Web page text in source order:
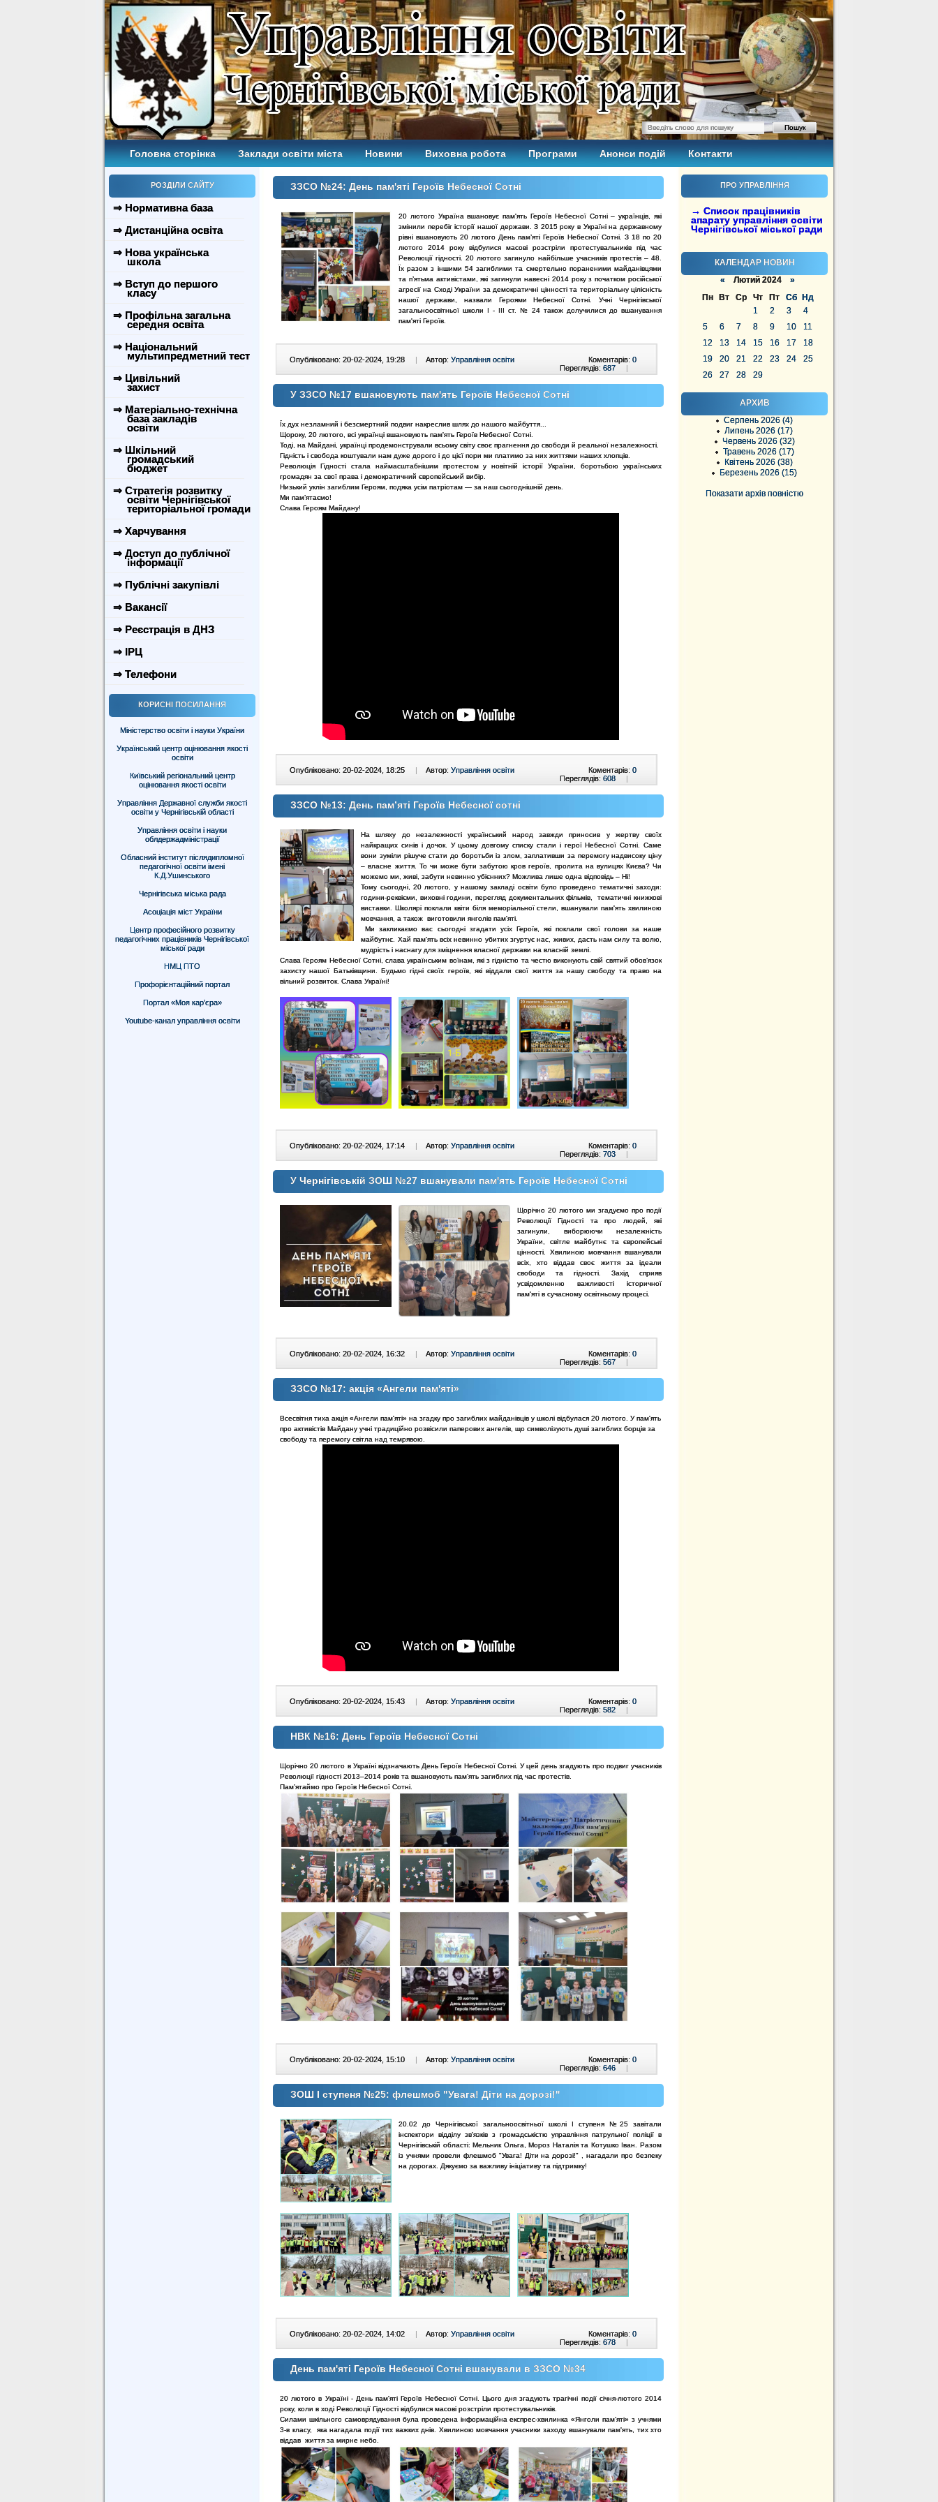
Головна сторінка Заклади освіти міста Новини Виховна робота Програми Анонси подій Контакти
РОЗДІЛИ САЙТУ
⇒ Нормативна база
⇒ Дистанційна освіта
⇒ Нова українська
школа
⇒ Вступ до першого
класу
⇒ Профільна загальна
середня освіта
⇒ Національний
мультипредметний тест
⇒ Цивільний
захист
⇒ Матеріально-технічна
база закладів
освіти
⇒ Шкільний
громадський
бюджет
⇒ Стратегія розвитку
освіти Чернігівської
територіальної громади
⇒ Харчування
⇒ Доступ до публічної
інформації
⇒ Публічні закупівлі
⇒ Вакансії
⇒ Реєстрація в ДНЗ
⇒ ІРЦ
⇒ Телефони
КОРИСНІ ПОСИЛАННЯ
Міністерство освіти і науки України
Український центр оцінювання якості
освіти
Київський регіональний центр
оцінювання якості освіти
Управління Державної служби якості
освіти у Чернігівській області
Управління освіти і науки
облдержадміністрації
Обласний інститут післядипломної
педагогічної освіти імені
К.Д.Ушинського
Чернігівська міська рада
Асоціація міст України
Центр професійного розвитку
педагогічних працівників Чернігівської
міської ради
НМЦ ПТО
Профорієнтаційний портал
Портал «Моя кар’єра»
Youtube-канал управління освіти
ПРО УПРАВЛІННЯ
→ Список працівників
апарату управління освіти
Чернігівської міської ради
КАЛЕНДАР НОВИН
« Лютий 2024 »
Пн
Вт Ср Чт Пт Сб
Нд
1
2 3
4
5
6 7 8 9 10
11
12
13 14 15 16 17
18
19
20 21 22 23 24
25
26
27 28 29
АРХИВ
Серпень 2026 (4)
Липень 2026 (17)
Червень 2026 (32)
Травень 2026 (17)
Квітень 2026 (38)
Березень 2026 (15)
Показати архів повністю
ЗЗСО №24: День пам'яті Героїв Небесної Сотні
20 лютого Україна вшановує пам'ять Героїв Небесної Сотні – українців, які
змінили перебіг історії нашої держави. З 2015 року в Україні на державному
рівні вшановують 20 лютого День пам’яті Героїв Небесної Сотні. З 18 по 20
лютого 2014 року відбулися масові розстріли протестувальників під час
Революції гідності. 20 лютого загинуло найбільше учасників протестів – 48.
Їх разом з іншими 54 загиблими та смертельно пораненими майданівцями
та п’ятьма активістами, які загинули навесні 2014 року з початком російської
агресії на Сході України за демократичні цінності та територіальну цілісність
нашої держави, назвали Героями Небесної Сотні. Учні Чернігівської
загальноосвітньої школи І - ІІІ ст. № 24 також долучилися до вшанування
пам'яті Героїв.
Опубліковано: 20-02-2024, 19:28 | Автор: Управління освіти Коментарів: 0
Переглядів: 687 |
У ЗЗСО №17 вшановують пам'ять Героїв Небесної Сотні
Їх дух незламний і безсмертний подвиг накреслив шлях до нашого майбуття...
Щороку, 20 лютого, всі українці вшановують пам'ять Героїв Небесної Сотні.
Тоді, на Майдані, українці продемонстрували всьому світу своє прагнення до свободи й реальної незалежності.
Гідність і свобода коштували нам дуже дорого і до цієї пори ми платимо за них життями наших хлопців.
Революція Гідності стала наймасштабнішим протестом у новітній історії України, боротьбою українських
громадян за свої права і демократичний європейський вибір.
Низький уклін загиблим Героям, подяка усім патріотам — за наш сьогоднішній день.
Ми пам’ятаємо!
Слава Героям Майдану!
Опубліковано: 20-02-2024, 18:25 | Автор: Управління освіти Коментарів: 0
Переглядів: 608 |
ЗЗСО №13: День пам’яті Героїв Небесної сотні
На шляху до незалежності український народ завжди приносив у жертву своїх
найкращих синів і дочок. У цьому довгому списку стали і герої Небесної Сотні. Саме
вони зуміли рішуче стати до боротьби із злом, заплативши за перемогу надвисоку ціну
– власне життя. То чи може бути забутою кров героїв, пролита на вулицях Києва? Чи
можемо ми, живі, забути невинно убієнних? Можлива лише одна відповідь – Ні!
Тому сьогодні, 20 лютого, у нашому закладі освіти було проведено тематичні заходи:
години-реквієми, виховні години, перегляд документальних фільмів, тематичні книжкові
виставки. Школярі поклали квіти біля меморіальної стели, вшанували пам'ять хвилиною
мовчання, а також виготовили янголів пам'яті.
Ми закликаємо вас сьогодні згадати усіх Героїв, які поклали свої голови за наше
майбутнє. Хай пам'ять всіх невинно убитих згуртує нас, живих, дасть нам силу та волю,
мудрість і наснагу для зміцнення власної держави на власній землі.
Слава Героям Небесної Сотні, слава українським воїнам, які з гідністю та честю виконують свій святий обов’язок
захисту нашої Батьківщини. Будьмо гідні своїх героїв, які віддали свої життя за нашу свободу та право на
вільний розвиток. Слава Україні!
Опубліковано: 20-02-2024, 17:14 | Автор: Управління освіти Коментарів: 0
Переглядів: 703 |
У Чернігівській ЗОШ №27 вшанували пам'ять Героїв Небесної Сотні
Щорічно 20 лютого ми згадуємо про події
Революції Гідності та про людей, які
загинули, виборюючи незалежність
України, світле майбутнє та європейські
цінності. Хвилиною мовчання вшанували
всіх, хто віддав своє життя за ідеали
свободи та гідності. Захід сприяв
усвідомленню важливості історичної
пам'яті в сучасному освітньому процесі.
Опубліковано: 20-02-2024, 16:32 | Автор: Управління освіти Коментарів: 0
Переглядів: 567 |
ЗЗСО №17: акція «Ангели пам'яті»
Всесвітня тиха акція «Ангели пам'яті» на згадку про загиблих майданівців у школі відбулася 20 лютого. У пам'ять
про активістів Майдану учні традиційно розвісили паперових ангелів, що символізують душі загиблих борців за
свободу та перемогу світла над темрявою.
Опубліковано: 20-02-2024, 15:43 | Автор: Управління освіти Коментарів: 0
Переглядів: 582 |
НВК №16: День Героїв Небесної Сотні
Щорічно 20 лютого в Україні відзначають День Героїв Небесної Сотні. У цей день згадують про подвиг учасників
Революції гідності 2013–2014 років та вшановують пам’ять загиблих під час протестів.
Пам’ятаймо про Героїв Небесної Сотні.
Опубліковано: 20-02-2024, 15:10 | Автор: Управління освіти Коментарів: 0
Переглядів: 646 |
ЗОШ І ступеня №25: флешмоб "Увага! Діти на дорозі!"
20.02 до Чернігівської загальноосвітньої школі І ступеня №25 завітали
інспектори відділу зв'язків з громадськістю управління патрульної поліції в
Чернігівській області: Мельник Ольга, Мороз Наталія та Котушко Іван. Разом
із учнями провели флешмоб "Увага! Діти на дорозі!" , нагадали про безпеку
на дорогах. Дякуємо за важливу ініціативу та підтримку!
Опубліковано: 20-02-2024, 14:02 | Автор: Управління освіти Коментарів: 0
Переглядів: 678 |
День пам'яті Героїв Небесної Сотні вшанували в ЗЗСО №34
20 лютого в Україні - День пам'яті Героїв Небесної Сотні. Цього дня згадують трагічні події січня-лютого 2014
року, коли в ході Революції Гідності відбулися масові розстріли протестувальників.
Силами шкільного самоврядування була проведена інформаційна експрес-хвилинка «Янголи пам’яті» з учнями
3-в класу, яка нагадала події тих важких днів. Хвилиною мовчання учасники заходу вшанували пам'ять, тих хто
віддав життя за мирне небо.